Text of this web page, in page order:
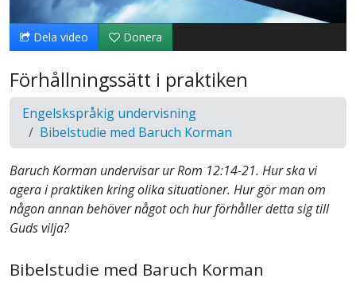
video
Dela video Donera
Förhållningssätt i praktiken
Engelskspråkig undervisning
Bibelstudie med Baruch Korman
Baruch Korman undervisar ur Rom 12:14-21. Hur ska vi
agera i praktiken kring olika situationer. Hur gör man om
någon annan behöver något och hur förhåller detta sig till
Guds vilja?
Bibelstudie med Baruch Korman